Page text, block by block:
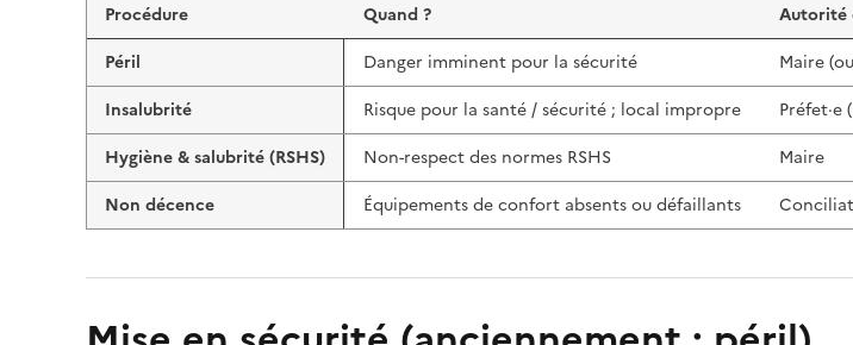
Procédure Quand ? Autorité
Péril
Danger imminent pour la sécurité Maire
Insalubrité
Risque pour la santé / sécurité ; local impropre Préfet·e
Hygiène & salubrité (RSHS)
Non-respect des normes RSHS Maire
Non décence
Équipements de confort absents ou défaillants